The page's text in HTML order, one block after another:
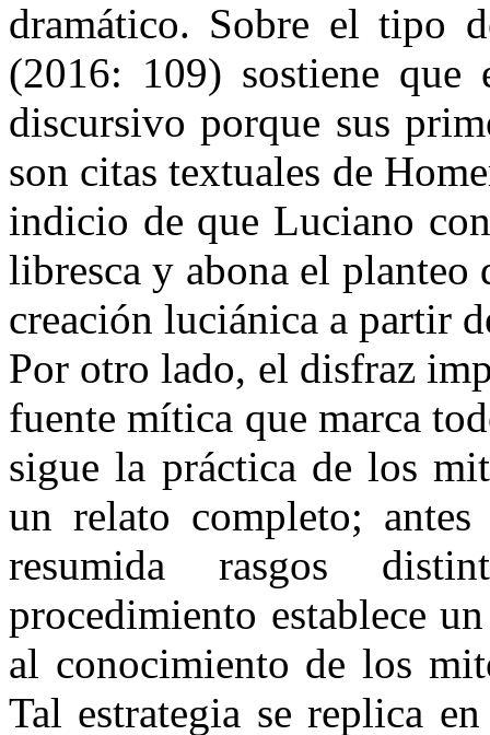
dramático. Sobre el tipo
(2016: 109) sostiene
discursivo porque sus
son citas textuales de
indicio de que Luciano
libresca y abona el
creación luciánica a partir
Por otro lado, el disfraz
fuente mítica que marca
sigue la práctica de los
un relato completo;
resumida rasgos
procedimiento establece
al conocimiento de los
Tal estrategia se replica